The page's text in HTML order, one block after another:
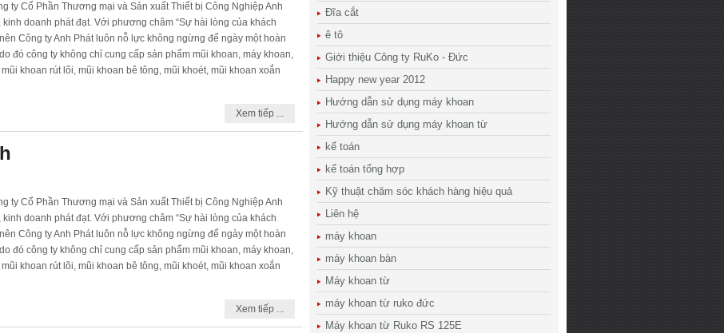
ty Cổ Phần Thương mại và Sản xuất Thiết bị Công Nghiệp Anh
doanh phát đạt. Với phương châm “Sự hài lòng của khách
Công ty Anh Phát luôn nỗ lực không ngừng để ngày một hoàn
đó công ty không chỉ cung cấp sản phẩm mũi khoan, máy khoan,
khoan rút lõi, mũi khoan bê tông, mũi khoét, mũi khoan xoắn
Xem tiếp ...
ty Cổ Phần Thương mại và Sản xuất Thiết bị Công Nghiệp Anh
doanh phát đạt. Với phương châm “Sự hài lòng của khách
Công ty Anh Phát luôn nỗ lực không ngừng để ngày một hoàn
đó công ty không chỉ cung cấp sản phẩm mũi khoan, máy khoan,
khoan rút lõi, mũi khoan bê tông, mũi khoét, mũi khoan xoắn
Xem tiếp ...
Đĩa cắt
ê tô
Giới thiệu Công ty RuKo - Đức
Happy new year 2012
Hướng dẫn sử dụng máy khoan
Hướng dẫn sử dụng máy khoan từ
kế toán
kế toán tổng hợp
Kỹ thuật chăm sóc khách hàng hiệu quả
Liên hệ
máy khoan
máy khoan bàn
Máy khoan từ
máy khoan từ ruko đức
Máy khoan từ Ruko RS 125E